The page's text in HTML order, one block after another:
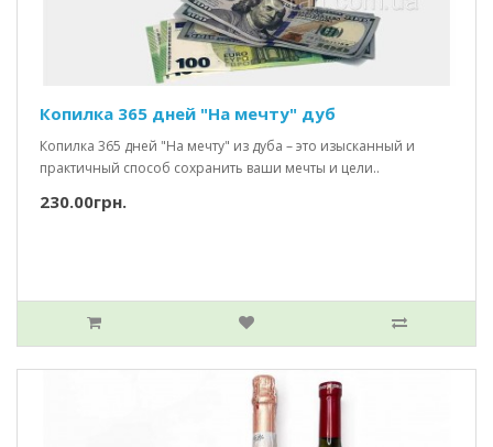
Копилка 365 дней "На мечту" дуб
Копилка 365 дней "На мечту" из дуба – это изысканный и
практичный способ сохранить ваши мечты и цели..
230.00грн.